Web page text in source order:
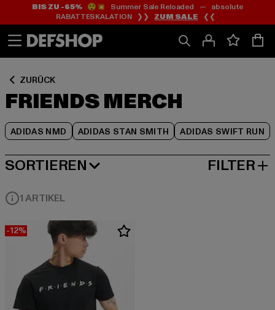
Zum
Inhalt
springen
Zum
Fußzeile
springen
BIS ZU -65%😲💥 Summer Sale Reloaded — absolute
RABATTESKALATION ❯❯ ZUM SALE ❮❮
ZURÜCK
FRIENDS MERCH
ADIDAS NMD ADIDAS STAN SMITH ADIDAS SWIFT RUN
Zum
Produktraster
springen
SORTIEREN
BELIEBTESTE FILTER
1 ARTIKEL
-12%